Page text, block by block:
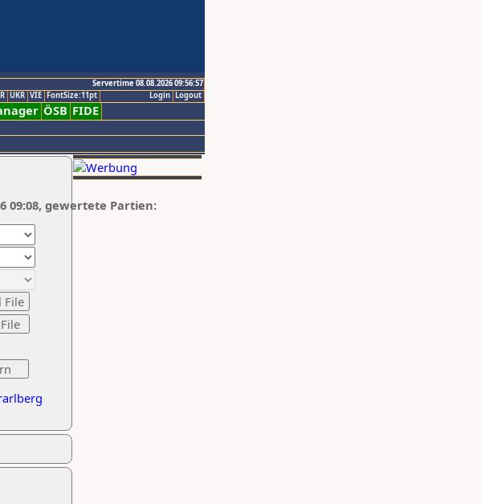
Servertime 08.08.2026 09:56:57
Logout
Login
UKR VIE FontSize:11pt
ÖSB FIDE
09:08, gewertete Partien: